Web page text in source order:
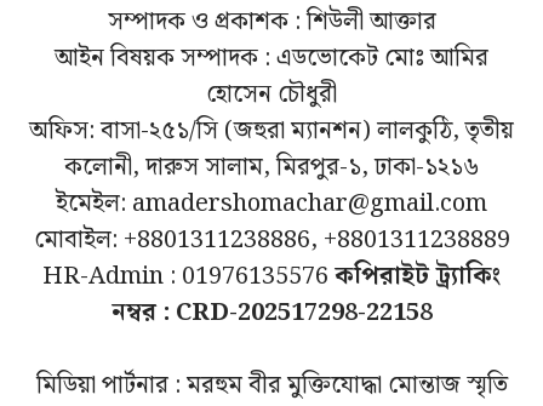
সম্পাদক ও প্রকাশক : শিউলী আক্তার
আইন বিষয়ক সম্পাদক : এডভোকেট মোঃ আমির
হোসেন চৌধুরী
অফিস: বাসা-২৫১/সি (জহুরা ম্যানশন) লালকুঠি, তৃতীয়
কলোনী, দারুস সালাম, মিরপুর-১, ঢাকা-১২১৬
ইমেইল: amadershomachar@gmail.com
মোবাইল: +8801311238886, +8801311238889
HR-Admin : 01976135576কপিরাইট ট্র্যাকিং
নম্বর : CRD-202517298-22158
মিডিয়া পার্টনার : মরহুম বীর মুক্তিযোদ্ধা মোন্তাজ স্মৃতি